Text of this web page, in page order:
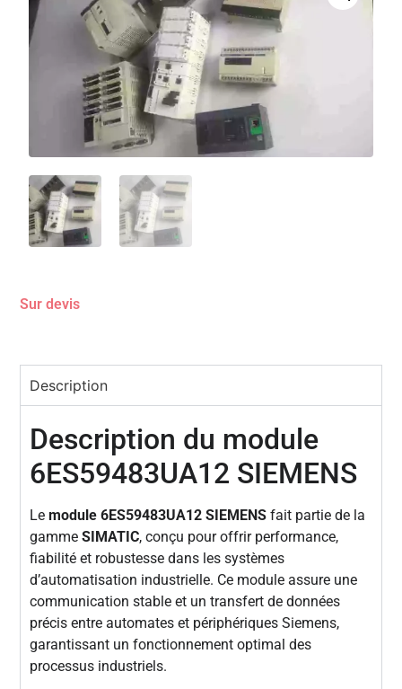
Sur devis
Description
Description du module
6ES59483UA12 SIEMENS
Lemodule 6ES59483UA12 SIEMENS fait partie de la
gammeSIMATIC, conçu pour offrir performance,
fiabilité et robustesse dans les systèmes
d’automatisation industrielle. Ce module assure une
communication stable et un transfert de données
précis entre automates et périphériques Siemens,
garantissant un fonctionnement optimal des
processus industriels.